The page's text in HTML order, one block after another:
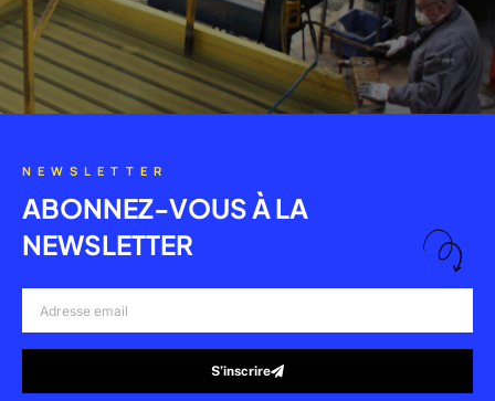
NEWSLETTER
ABONNEZ-VOUS À LA
NEWSLETTER
email
S’inscrire